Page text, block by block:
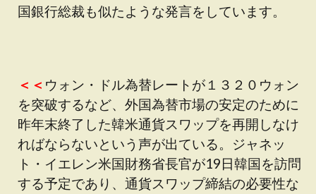
国銀行総裁も似たような発言をしています。
＜＜ ウォン・ドル為替レートが１３２０ウォン
を突破するなど、外国為替市場の安定のために
昨年末終了した韓米通貨スワップを再開しなけ
ればならないという声が出ている。ジャネッ
ト・イエレン米国財務省長官が19日韓国を訪問
する予定であり、通貨スワップ締結の必要性な